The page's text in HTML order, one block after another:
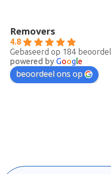
Removers
4.8
Gebaseerd op 184
powered by Google
beoordeel ons op
Vandaag verhuisd met dit
een top ervaring. Ze
drieën precies op de
werkten snel en